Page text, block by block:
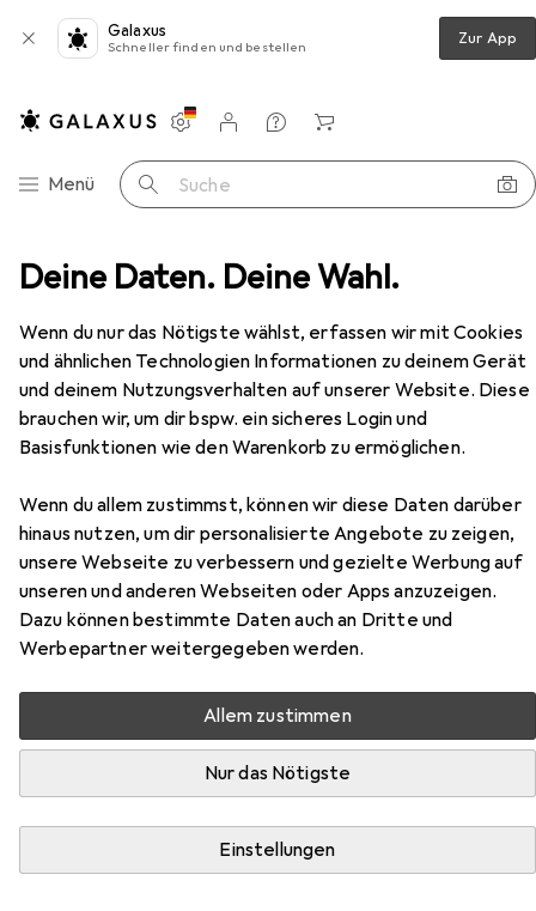
Deine Daten. Deine Wahl.
Wenn du nur das Nötigste wählst, erfassen wir mit Cookies
und ähnlichen Technologien Informationen zu deinem Gerät
und deinem Nutzungsverhalten auf unserer Website. Diese
brauchen wir, um dir bspw. ein sicheres Login und
Basisfunktionen wie den Warenkorb zu ermöglichen.
Wenn du allem zustimmst, können wir diese Daten darüber
hinaus nutzen, um dir personalisierte Angebote zu zeigen,
unsere Webseite zu verbessern und gezielte Werbung auf
unseren und anderen Webseiten oder Apps anzuzeigen.
Dazu können bestimmte Daten auch an Dritte und
Werbepartner weitergegeben werden.
Allem zustimmen
Nur das Nötigste
Einstellungen
Galaxus
Schneller finden und bestellen Zur App
Navigation nach Kategorien
Menü Suche
Einstellungen
Kundenkonto
Vergleichslisten
Merklisten
Warenkorb
trimmer Energy + 18V without battery (58G030)
EUR
51,98
Graphite
cordless trimmer Energy +
18V without battery (58G030)
Trimmfaden
Zubehör für Graphite cordless
trimmer Energy + 18V without
battery (58G030)
Hier findest du passendes Zubehör zum Produkt Graphite
aus den Kategorien Werkzeugakku + Ladegerät,
Gehörschutz und Schutzbrille + Gesichtsschutz.